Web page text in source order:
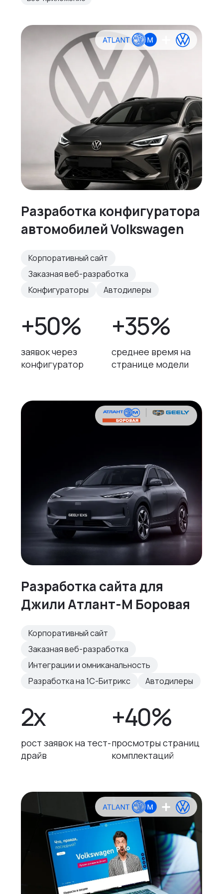
Разработка конфигуратора
автомобилей Volkswagen
Корпоративный сайт
Заказная веб-разработка
Конфигураторы
Автодилеры
+50%
заявок через
конфигуратор
+35%
среднее время на
странице модели
Разработка cайта для
Джили Атлант-М Боровая
Корпоративный сайт
Заказная веб-разработка
Интеграции и омниканальность
Разработка на 1С-Битрикс
Автодилеры
2x
рост заявок на тест-
драйв
+40%
просмотры страниц
комплектаций